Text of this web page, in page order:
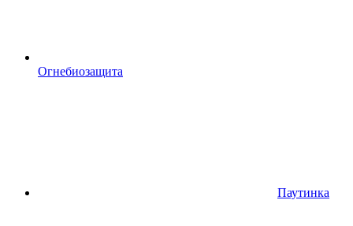
Огнебиозащита
Паутинка